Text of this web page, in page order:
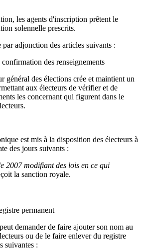
les agents d'inscription prêtent le
solennelle prescrits.
adjonction des articles suivants :
des renseignements
général des élections crée et maintient un
aux électeurs de vérifier et de
les concernant qui figurent dans le
est mis à la disposition des électeurs à
des jours suivants :
2007 modifiant des lois en ce qui
la sanction royale.
permanent
demander de faire ajouter son nom au
ou de le faire enlever du registre
suivantes :